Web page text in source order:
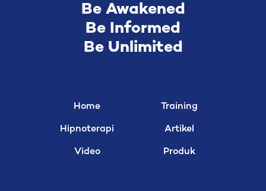
Be Awakened
Be Informed
Be Unlimited
Home
Hipnoterapi
Video
Training
Artikel
Produk